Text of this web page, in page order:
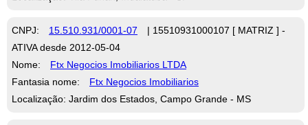
CNPJ: 15.510.931/0001-07
| 15510931000107 [ MATRIZ ] -
ATIVA desde 2012-05-04
Nome:
Ftx Negocios Imobiliarios LTDA
Fantasia nome:
Ftx Negocios Imobiliarios
Localização: Jardim dos Estados, Campo Grande - MS